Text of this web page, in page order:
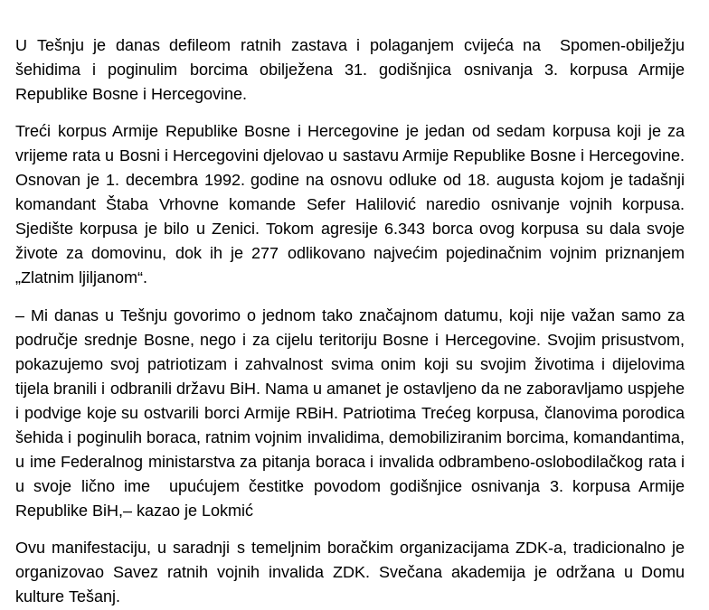
U Tešnju je danas defileom ratnih zastava i polaganjem cvijeća na Spomen-obilježju
šehidima i poginulim borcima obilježena 31. godišnjica osnivanja 3. korpusa Armije
Republike Bosne i Hercegovine.
Treći korpus Armije Republike Bosne i Hercegovine je jedan od sedam korpusa koji je za
vrijeme rata u Bosni i Hercegovini djelovao u sastavu Armije Republike Bosne i Hercegovine.
Osnovan je 1. decembra 1992. godine na osnovu odluke od 18. augusta kojom je tadašnji
komandant Štaba Vrhovne komande Sefer Halilović naredio osnivanje vojnih korpusa.
Sjedište korpusa je bilo u Zenici. Tokom agresije 6.343 borca ovog korpusa su dala svoje
živote za domovinu, dok ih je 277 odlikovano najvećim pojedinačnim vojnim priznanjem
„Zlatnim ljiljanom“.
– Mi danas u Tešnju govorimo o jednom tako značajnom datumu, koji nije važan samo za
područje srednje Bosne, nego i za cijelu teritoriju Bosne i Hercegovine. Svojim prisustvom,
pokazujemo svoj patriotizam i zahvalnost svima onim koji su svojim životima i dijelovima
tijela branili i odbranili državu BiH. Nama u amanet je ostavljeno da ne zaboravljamo uspjehe
i podvige koje su ostvarili borci Armije RBiH. Patriotima Trećeg korpusa, članovima porodica
šehida i poginulih boraca, ratnim vojnim invalidima, demobiliziranim borcima, komandantima,
u ime Federalnog ministarstva za pitanja boraca i invalida odbrambeno-oslobodilačkog rata i
u svoje lično ime upućujem čestitke povodom godišnjice osnivanja 3. korpusa Armije
Republike BiH,– kazao je Lokmić
Ovu manifestaciju, u saradnji s temeljnim boračkim organizacijama ZDK-a, tradicionalno je
organizovao Savez ratnih vojnih invalida ZDK. Svečana akademija je održana u Domu
kulture Tešanj.